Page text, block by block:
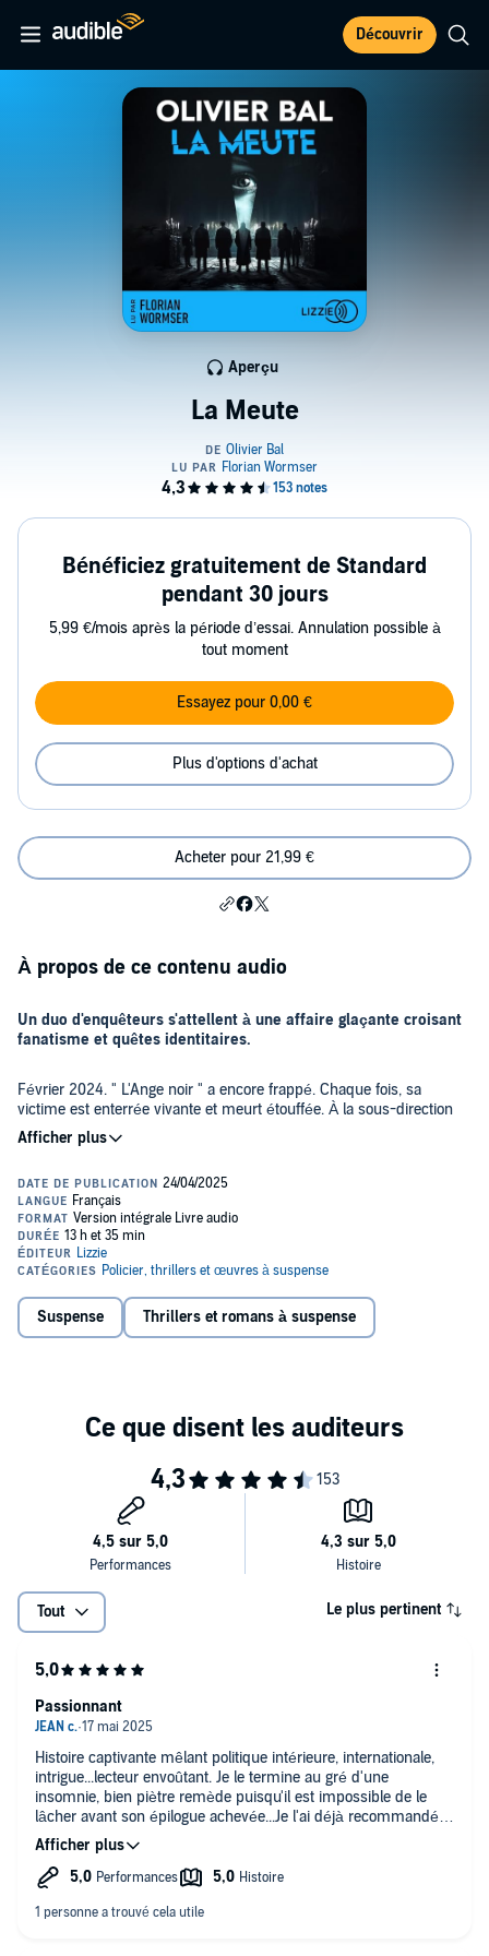
Découvrir
La Meute
Aperçu
Bénéficiez gratuitement de Standard
pendant 30 jours
5,99 €/mois après la période d’essai. Annulation possible à
tout moment
Essayez pour 0,00 €
Plus d'options d'achat
Acheter pour 21,99 €
À propos de ce contenu audio
Un duo d'enquêteurs s'attellent à une affaire glaçante croisant
fanatisme et quêtes identitaires.
Février 2024. " L'Ange noir " a encore frappé. Chaque fois, sa
victime est enterrée vivante et meurt étouffée. À la sous-direction
de l'antiterrorisme, Sofia Giordano cherche à mettre la main sur ce
tueur qui s'en prend à des notables partout en France. Elle est
enquête sur l'assassinat, à Paris, de réfugiés aux corps
affreusement lacérés.
Deux affaires en apparence distinctes. En apparence, seulement.
Car, bientôt, Sofia et Gabriel vont devoir infiltrer la Meute. Franchir
des épreuves initiatiques terrifiantes. Gagner la confiance de
l'étrange famille Mirval qui règne en maître dans le château de
Noirval. Ils devront frayer avec les loups. Pour éviter le grand
cauchemar.
©2024 XO Éditions (P)2025 Lizzie, un département d'Univers
Poche, Paris
Suspense Thrillers et romans à suspense
Tout Le plus pertinent
Histoire captivante mêlant politique intérieure, internationale,
intrigue...lecteur envoûtant. Je le termine au gré d'une
insomnie, bien piètre remède puisqu'il est impossible de le
lâcher avant son épilogue achevée...Je l'ai déjà recommandé
avant même de l'avoir terminé !
Passionnant